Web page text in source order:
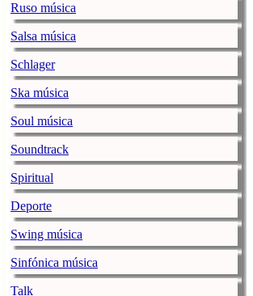
Ruso música
Salsa música
Schlager
Ska música
Soul música
Soundtrack
Spiritual
Deporte
Swing música
Sinfónica música
Talk